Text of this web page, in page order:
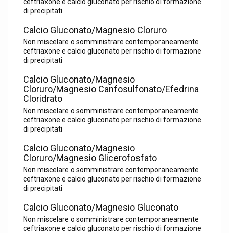
di precipitati
Calcio Gluconato/Magnesio Cloruro
Non miscelare o somministrare contemporaneamente
ceftriaxone e calcio gluconato per rischio di formazione
di precipitati
Calcio Gluconato/Magnesio
Cloruro/Magnesio Canfosulfonato/Efedrina
Cloridrato
Non miscelare o somministrare contemporaneamente
ceftriaxone e calcio gluconato per rischio di formazione
di precipitati
Calcio Gluconato/Magnesio
Cloruro/Magnesio Glicerofosfato
Non miscelare o somministrare contemporaneamente
ceftriaxone e calcio gluconato per rischio di formazione
di precipitati
Calcio Gluconato/Magnesio Gluconato
Non miscelare o somministrare contemporaneamente
ceftriaxone e calcio gluconato per rischio di formazione